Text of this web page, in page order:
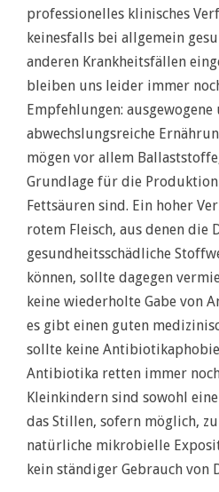
professionelles klinisches
keinesfalls bei allgemein
anderen Krankheitsfällen
bleiben uns leider immer
Empfehlungen: ausgewogene
abwechslungsreiche
mögen vor allem
Grundlage für die
Fettsäuren sind. Ein hoher
rotem Fleisch, aus denen die
gesundheitsschädliche
können, sollte dagegen
keine wiederholte Gabe von
es gibt einen guten
sollte keine
Antibiotika retten immer noch
Kleinkindern sind sowohl
das Stillen, sofern möglich,
natürliche mikrobielle
kein ständiger Gebrauch von